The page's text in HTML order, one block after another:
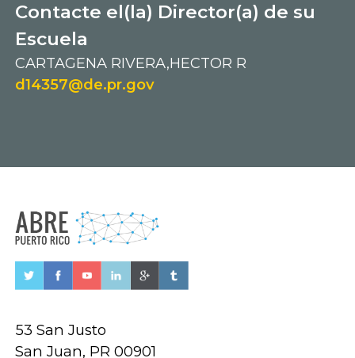
Contacte el(la) Director(a) de su
Escuela
CARTAGENA RIVERA,HECTOR R
d14357@de.pr.gov
53 San Justo
San Juan, PR 00901